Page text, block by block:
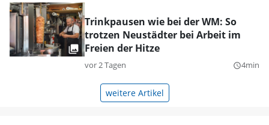
Trinkpausen wie bei der WM: So
trotzen Neustädter bei Arbeit im
Freien der Hitze
vor 2 Tagen query_builder4min
weitere Artikel